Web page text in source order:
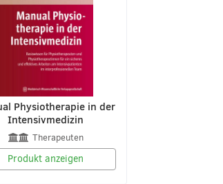
Physiotherapie in der
Intensivmedizin
Therapeuten
Produkt anzeigen